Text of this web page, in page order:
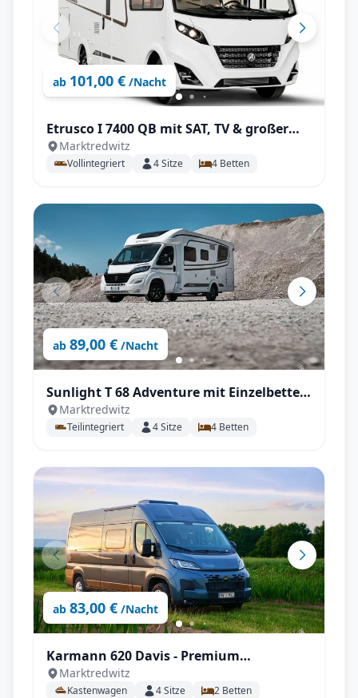
ab 101,00 € /Nacht
Etrusco I 7400 QB mit SAT, TV & großer
Heckgarage
Marktredwitz
Vollintegriert 4Sitze 4 Betten
ab 89,00 € /Nacht
Sunlight T 68 Adventure mit Einzelbetten
im Heck
Marktredwitz
Teilintegriert 4Sitze 4 Betten
ab 83,00 € /Nacht
Karmann 620 Davis - Premium
Kastenwagen mit Einzelbetten
Marktredwitz
Kastenwagen 4Sitze 2 Betten